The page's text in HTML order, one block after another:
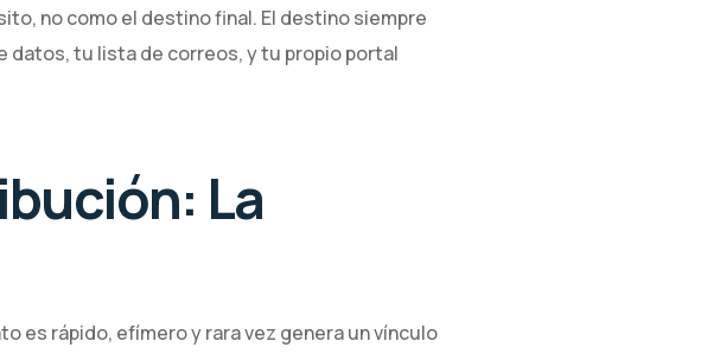
no como el destino final. El destino siempre
tu lista de correos, y tu propio portal
La
es rápido, efímero y rara vez genera un vínculo